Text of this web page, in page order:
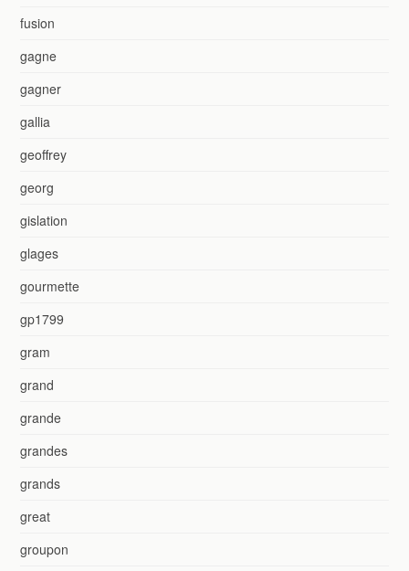
fusion
gagne
gagner
gallia
geoffrey
georg
gislation
glages
gourmette
gp1799
gram
grand
grande
grandes
grands
great
groupon